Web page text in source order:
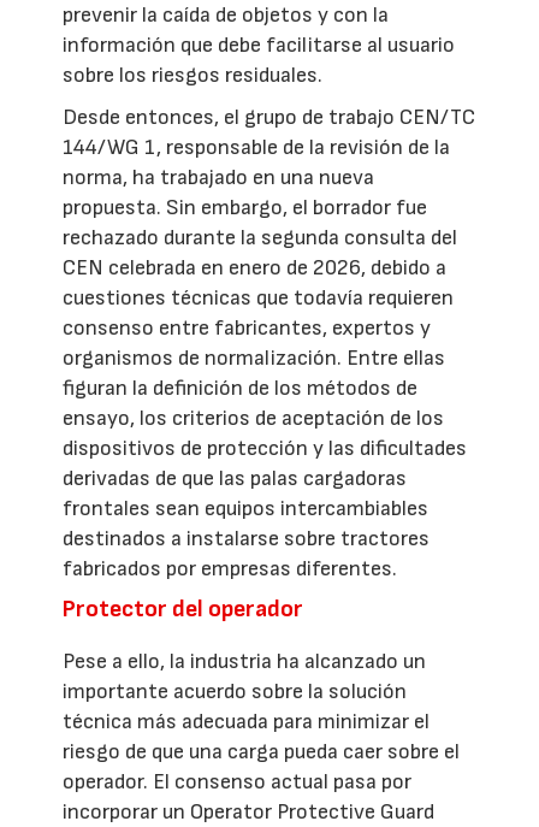
prevenir la caída de objetos y con la
información que debe facilitarse al usuario
sobre los riesgos residuales.
Desde entonces, el grupo de trabajo CEN/TC
144/WG 1, responsable de la revisión de la
norma, ha trabajado en una nueva
propuesta. Sin embargo, el borrador fue
rechazado durante la segunda consulta del
CEN celebrada en enero de 2026, debido a
cuestiones técnicas que todavía requieren
consenso entre fabricantes, expertos y
organismos de normalización. Entre ellas
figuran la definición de los métodos de
ensayo, los criterios de aceptación de los
dispositivos de protección y las dificultades
derivadas de que las palas cargadoras
frontales sean equipos intercambiables
destinados a instalarse sobre tractores
fabricados por empresas diferentes.
Protector del operador
Pese a ello, la industria ha alcanzado un
importante acuerdo sobre la solución
técnica más adecuada para minimizar el
riesgo de que una carga pueda caer sobre el
operador. El consenso actual pasa por
incorporar un Operator Protective Guard